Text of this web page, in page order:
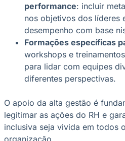
performance: incluir
nos objetivos dos líderes
desempenho com base
Formações específicas
workshops e
para lidar com equipes
diferentes perspectivas.
O apoio da alta gestão é
legitimar as ações do RH e
inclusiva seja vivida em todos